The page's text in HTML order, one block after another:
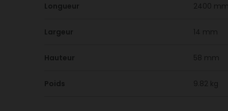
Longueur 2400
Largeur 14 mm
Hauteur 58 mm
Poids 9.82 kg